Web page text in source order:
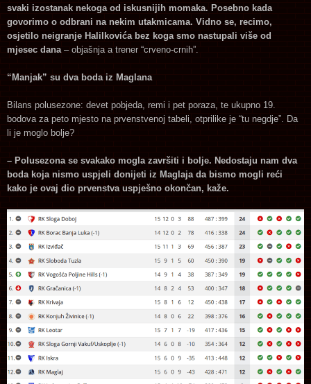
svaki izostanak nekoga od iskusnijih momaka. Posebno kada
govorimo o odbrani na nekim utakmicama. Vidno se, recimo,
osjetilo neigranje Halilkovića bez koga smo nastupali više od
mjesec dana – objašnja a trener “crveno-crnih”.
“Manjak” su dva boda iz Maglana
Bilans polusezone: devet pobjeda, remi i pet poraza, te ukupno 19.
bodova za peto mjesto na prvenstvenoj tabeli, otprilike je “tu negdje”. Da
li je moglo bolje?
– Polusezona se svakako mogla završiti i bolje. Nedostaju nam dva
boda koja nismo uspjeli donijeti iz Maglaja da bismo mogli reći
kako je ovaj dio prvenstva uspješno okončan, kaže.